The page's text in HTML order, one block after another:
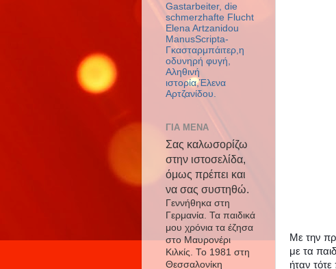
Με την
με τα
ήταν
Gastarbeiter, die
schmerzhafte Flucht
Elena Artzanidou
ManusScripta-
Γκασταρμπάιτερ,η
οδυνηρή φυγή,
Αληθινή
ιστορία,Έλενα
Αρτζανίδου.
ΓΙΑ ΜΕΝΑ
Σας καλωσορίζω
στην ιστοσελίδα,
όμως πρέπει και
να σας συστηθώ.
Γεννήθηκα στη
Γερμανία. Τα παιδικά
μου χρόνια τα έζησα
στο Μαυρονέρι
Κιλκίς. Το 1981 στη
Θεσσαλονίκη